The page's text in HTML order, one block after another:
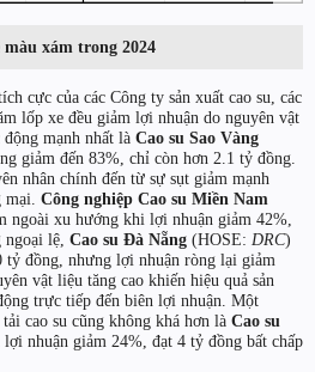
xám trong 2024
cực của các Công ty sản xuất cao su, các
lốp xe đều giảm lợi nhuận do nguyên vật
mạnh nhất là Cao su Sao Vàng
giảm đến 83%, chỉ còn hơn 2.1 tỷ đồng.
nhân chính đến từ sự sụt giảm mạnh
Công nghiệp Cao su Miền Nam
ngoài xu hướng khi lợi nhuận giảm 42%,
lệ, Cao su Đà Nẵng (HOSE: DRC)
đồng, nhưng lợi nhuận ròng lại giảm
vật liệu tăng cao khiến hiệu quả sản
trực tiếp đến biên lợi nhuận. Một
cao su cũng không khá hơn là Cao su
nhuận giảm 24%, đạt 4 tỷ đồng bất chấp